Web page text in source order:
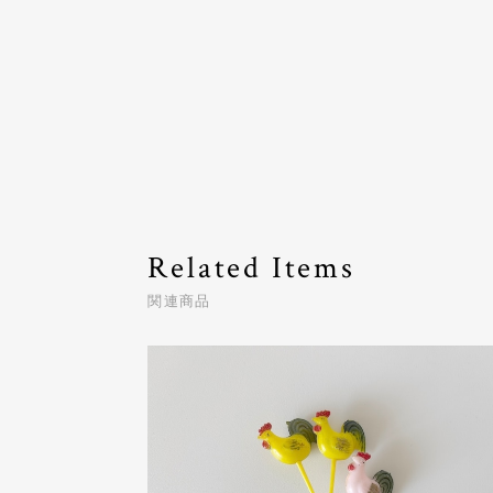
Related Items
関連商品